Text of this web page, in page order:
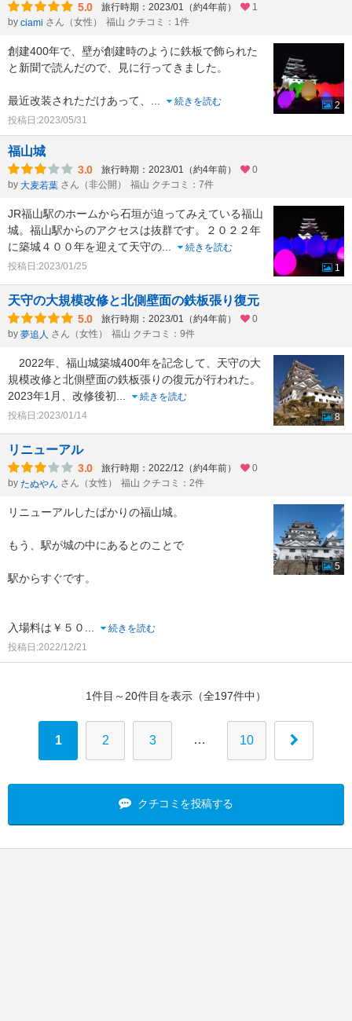
5.0 旅行時期：2023/01（約4年前）
1
by ciami さん（女性） 福山 クチコミ：1件
創建400年で、壁が創建時のように鉄板で飾られた
と新聞で読んだので、見に行ってきました。
最近改装されただけあって、
続きを読む
投稿日:2023/05/31
2
福山城
3.0 旅行時期：2023/01（約4年前）
0
by 大麦若葉 さん（非公開） 福山 クチコミ：7件
JR福山駅のホームから石垣が迫ってみえている福山
城。福山駅からのアクセスは抜群です。２０２２年
に築城４００年を迎えて天守の
続きを読む
投稿日:2023/01/25
1
天守の大規模改修と北側壁面の鉄板張り復元
5.0 旅行時期：2023/01（約4年前）
0
by 夢追人 さん（女性） 福山 クチコミ：9件
2022年、福山城築城400年を記念して、天守の大
規模改修と北側壁面の鉄板張りの復元が行われた。
2023年1月、改修後初
続きを読む
投稿日:2023/01/14
8
リニューアル
3.0 旅行時期：2022/12（約4年前）
0
by たぬやん さん（女性） 福山 クチコミ：2件
リニューアルしたばかりの福山城。
もう、駅が城の中にあるとのことで
駅からすぐです。
入場料は￥５０
続きを読む
投稿日:2022/12/21
5
1件目～20件目を表示（全197件中）
1 2 3 … 10
クチコミを投稿する